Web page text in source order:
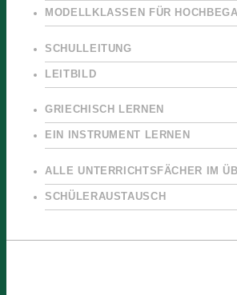
MODELLKLASSEN FÜR
SCHULLEITUNG
LEITBILD
GRIECHISCH LERNEN
EIN INSTRUMENT LERNEN
ALLE UNTERRICHTSFÄCHER IM
SCHÜLERAUSTAUSCH